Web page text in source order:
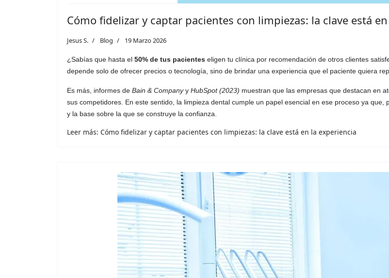
Cómo fidelizar y captar pacientes con limpiezas: la clave está
Jesus S. Blog 19 Marzo 2026
¿Sabías que hasta el 50% de tus pacientes eligen tu clínica por recomendación de otros clientes
depende solo de ofrecer precios o tecnología, sino de brindar una experiencia que el paciente quiera
Es más, informes de Bain & Companyy HubSpot (2023) muestran que las empresas que destacan en
sus competidores. En este sentido, la limpieza dental cumple un papel esencial en ese proceso ya
y la base sobre la que se construye la confianza.
Leer más: Cómo fidelizar y captar pacientes con limpiezas: la clave está en la experiencia